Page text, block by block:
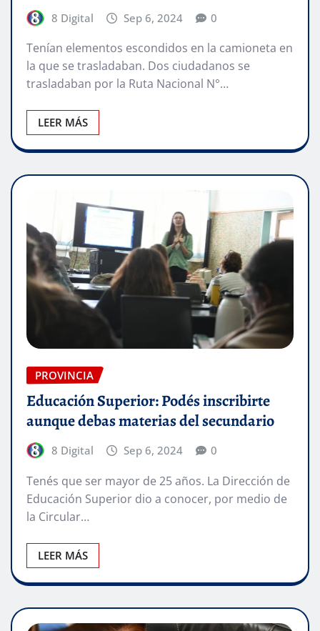
8 Digital Sep 6, 2024 0
Tenían elementos escondidos en la camioneta en
la que se trasladaban. Dos ciudadanos se
trasladaban por la Ruta Nacional N°…
LEER MÁS
PROVINCIA
Educación Superior: Podés inscribirte
aunque debas materias del secundario
8 Digital Sep 6, 2024 0
Tenés que ser mayor de 25 años. La Dirección de
Educación Superior dio a conocer, por medio de
la Circular…
LEER MÁS